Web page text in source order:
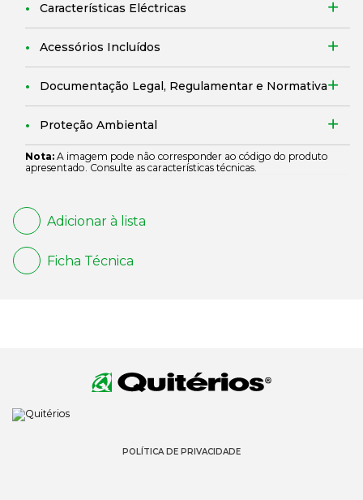
Características Eléctricas
Acessórios Incluídos
Documentação Legal, Regulamentar e Normativa
Proteção Ambiental
Nota: A imagem pode não corresponder ao código do produto
apresentado. Consulte as características técnicas.
Adicionar à lista
Ficha Técnica
POLÍTICA DE PRIVACIDADE